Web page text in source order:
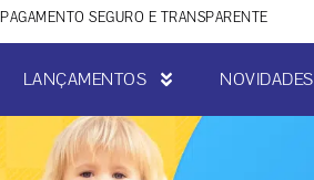
PAGAMENTO SEGURO E TRANSPARENTE
LANÇAMENTOS NOVIDADES